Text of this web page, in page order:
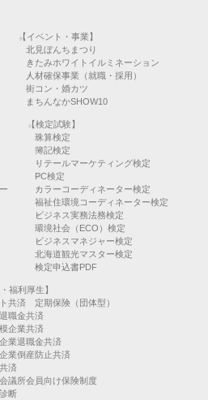
【イベント・事業】
北見ぼんちまつり
きたみホワイトイルミネーション
人材確保事業（就職・採用）
街コン・婚カツ
まちんなかSHOW10
【検定試験】
珠算検定
簿記検定
リテールマーケティング検定
PC検定
カラーコーディネーター検定
福祉住環境コーディネーター検定
ビジネス実務法務検定
環境社会（ECO）検定
ビジネスマネジャー検定
北海道観光マスター検定
検定申込書PDF
福利厚生】
共済 定期保険（団体型）
職金共済
企業共済
業退職金共済
業倒産防止共済
済
議所会員向け保険制度
断